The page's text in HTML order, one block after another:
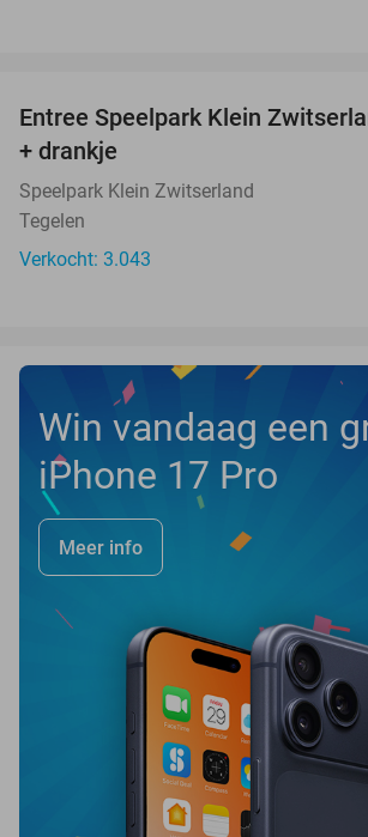
Entree Speelpark Klein
+ drankje
Speelpark Klein Zwitserland
Tegelen
Verkocht: 3.043
Win vandaag een
iPhone 17 Pro
Meer info